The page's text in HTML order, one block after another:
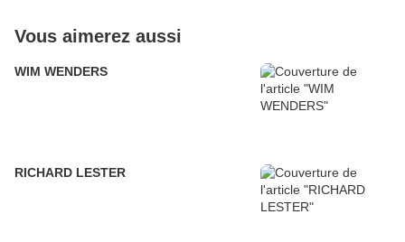
Vous aimerez aussi
WIM WENDERS
RICHARD LESTER